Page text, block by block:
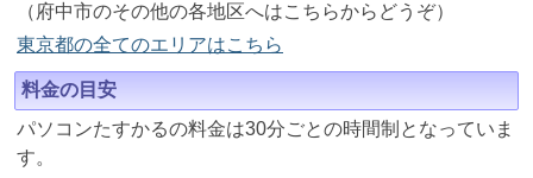
（府中市のその他の各地区へはこちらからどうぞ）
東京都の全てのエリアはこちら
料金の目安
パソコンたすかるの料金は30分ごとの時間制となっていま
す。